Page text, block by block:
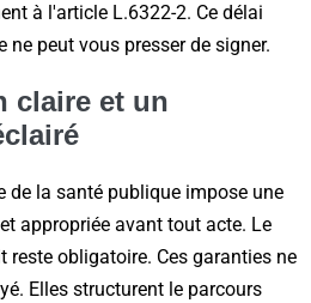
à l'article L.6322-2. Ce délai
ne peut vous presser de signer.
claire et un
de la santé publique impose une
appropriée avant tout acte. Le
reste obligatoire. Ces garanties ne
Elles structurent le parcours